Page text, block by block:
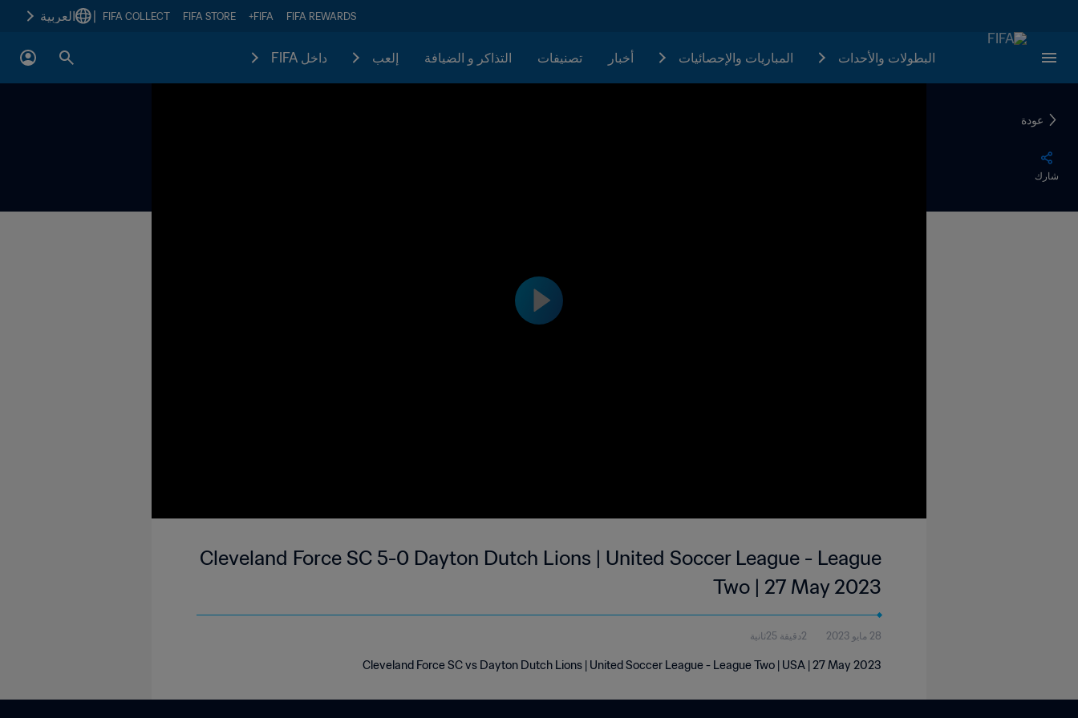
FIFA REWARDS
FIFA+
FIFA STORE
FIFA COLLECT العربية
البطولات والأحدات المباريات والإحصائيات أخبار تصنيفات التذاكر و الضيافة إلعب داخل FIFA
عودة
شارك
Cleveland Force SC 5-0 Dayton Dutch Lions | United Soccer League - League
Two | 27 May 2023
28 مايو 2023 2دقيقة 25ثانية
Cleveland Force SC vs Dayton Dutch Lions | United Soccer League - League Two | USA | 27 May 2023